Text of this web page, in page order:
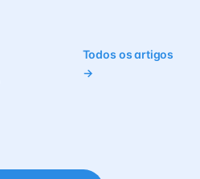
Todos os artigos
→